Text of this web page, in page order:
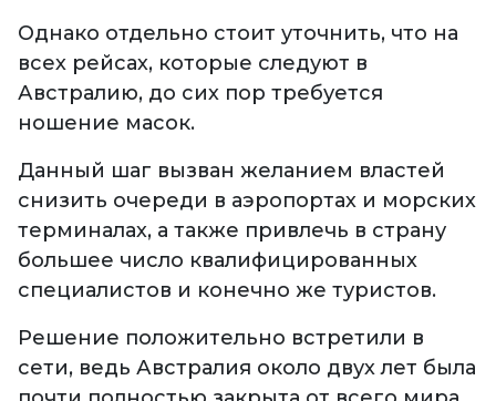
Однако отдельно стоит уточнить, что на
всех рейсах, которые следуют в
Австралию, до сих пор требуется
ношение масок.
Данный шаг вызван желанием властей
снизить очереди в аэропортах и морских
терминалах, а также привлечь в страну
большее число квалифицированных
специалистов и конечно же туристов.
Решение положительно встретили в
сети, ведь Австралия около двух лет была